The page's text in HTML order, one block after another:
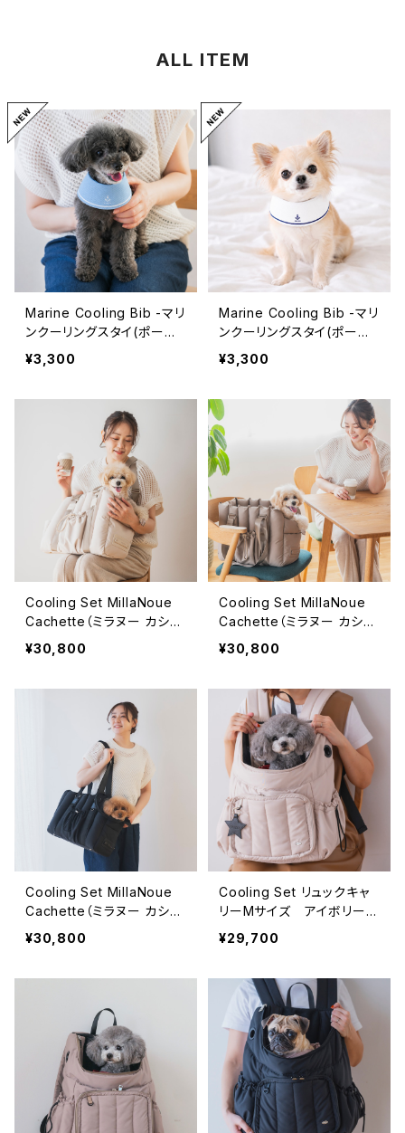
ALL ITEM
Marine Cooling Bib -マリ
ンクーリングスタイ(ポーチ
付き）- ブルー [オンライン
限定]
¥3,300
Marine Cooling Bib -マリ
ンクーリングスタイ(ポーチ
付き）- ホワイト [オンライ
ン限定]
¥3,300
Cooling Set MillaNoue
Cachette（ミラヌー カシェ
ット）アイボリー 「連れてい
ける、隠れ家バッグ」-FuFu
¥30,800
Cooling Set MillaNoue
Cachette（ミラヌー カシェ
ット）グレージュ「連れてい
ける、隠れ家バッグ」-FuFu
¥30,800
Cooling Set MillaNoue
Cachette（ミラヌー カシェ
ット）ブラック「連れていけ
る、隠れ家バッグ」-FuFu se
¥30,800
Cooling Set リュックキャ
リーMサイズ アイボリー
軽量フワモコ -FuFu serie
¥29,700